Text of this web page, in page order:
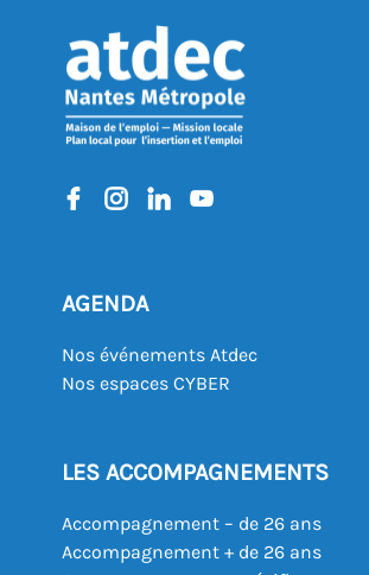
AGENDA
Nos événements Atdec
Nos espaces CYBER
LES ACCOMPAGNEMENTS
Accompagnement – de 26 ans
Accompagnement + de 26 ans